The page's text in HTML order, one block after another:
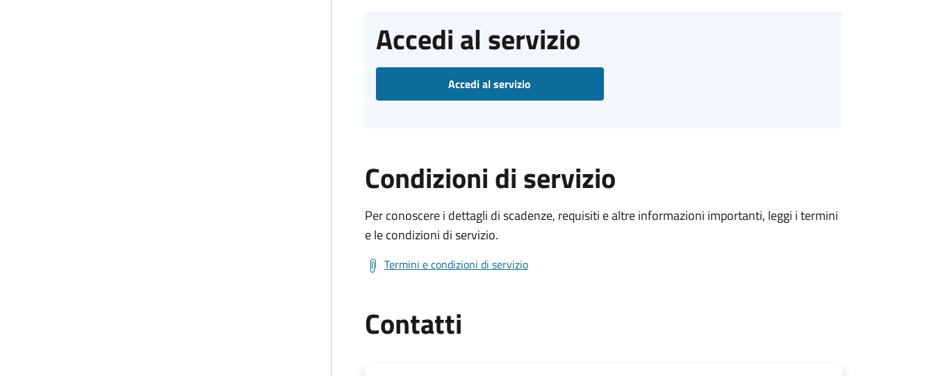
Accedi al servizio
Accedi al servizio
Condizioni di servizio
Per conoscere i dettagli di scadenze, requisiti e altre informazioni importanti, leggi i termini
e le condizioni di servizio.
Termini e condizioni di servizio
Contatti